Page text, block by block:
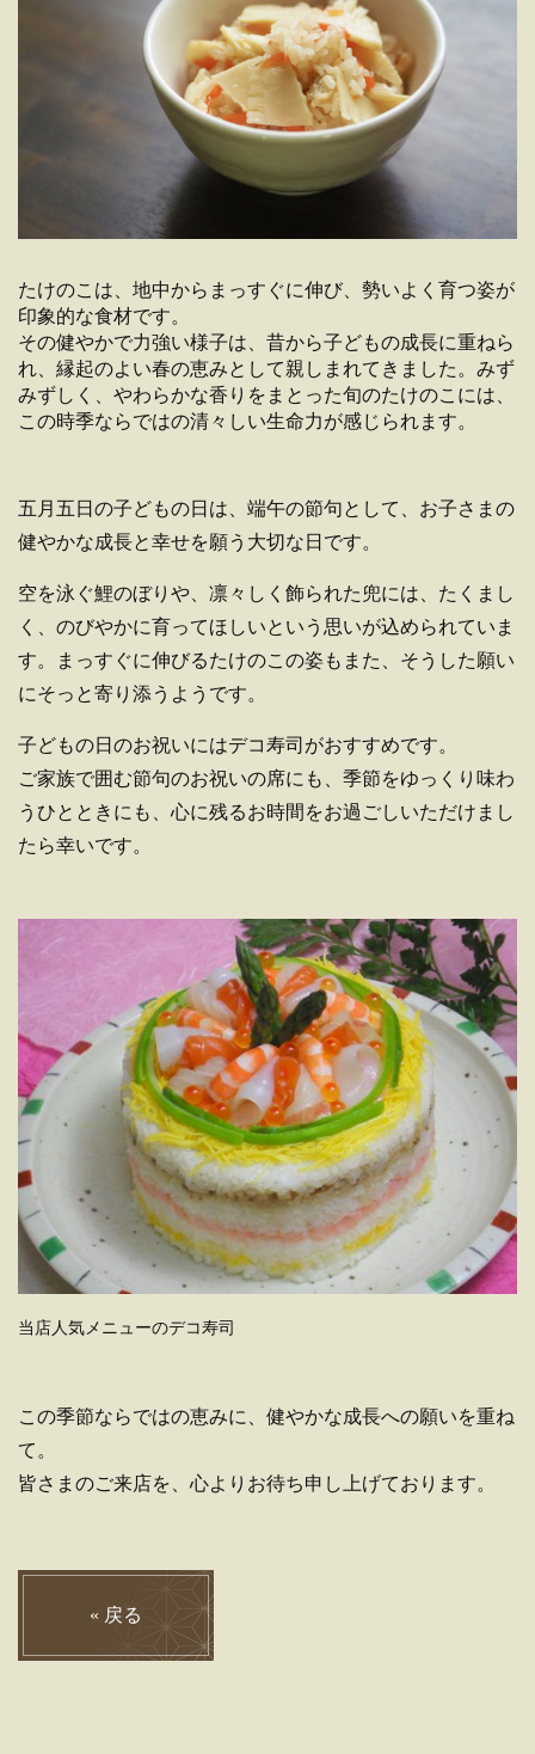
たけのこは、地中からまっすぐに伸び、勢いよく育つ姿が
印象的な食材です。
その健やかで力強い様子は、昔から子どもの成長に重ねら
れ、縁起のよい春の恵みとして親しまれてきました。みず
みずしく、やわらかな香りをまとった旬のたけのこには、
この時季ならではの清々しい生命力が感じられます。
五月五日の子どもの日は、端午の節句として、お子さまの
健やかな成長と幸せを願う大切な日です。
空を泳ぐ鯉のぼりや、凛々しく飾られた兜には、たくまし
く、のびやかに育ってほしいという思いが込められていま
す。まっすぐに伸びるたけのこの姿もまた、そうした願い
にそっと寄り添うようです。
子どもの日のお祝いにはデコ寿司がおすすめです。
ご家族で囲む節句のお祝いの席にも、季節をゆっくり味わ
うひとときにも、心に残るお時間をお過ごしいただけまし
たら幸いです。
当店人気メニューのデコ寿司
この季節ならではの恵みに、健やかな成長への願いを重ね
て。
皆さまのご来店を、心よりお待ち申し上げております。
« 戻る